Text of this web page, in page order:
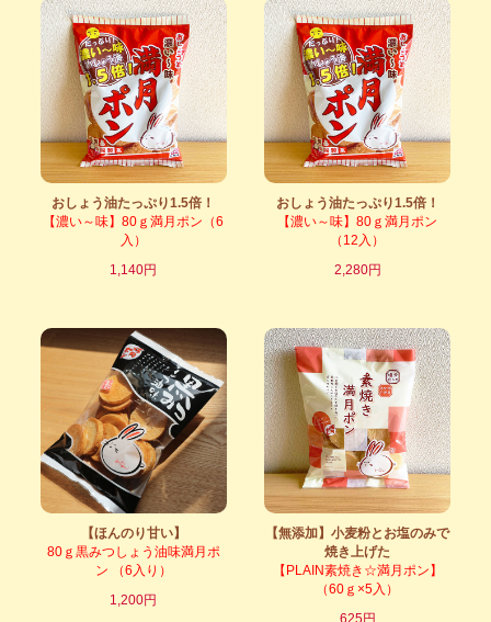
おしょう油たっぷり1.5倍！
【濃い～味】80ｇ満月ポン（6
入）
1,140円
おしょう油たっぷり1.5倍！
【濃い～味】80ｇ満月ポン
（12入）
2,280円
【ほんのり甘い】
80ｇ黒みつしょう油味満月ポ
ン （6入り）
1,200円
【無添加】小麦粉とお塩のみで
焼き上げた
【PLAIN素焼き☆満月ポン】
（60ｇ×5入）